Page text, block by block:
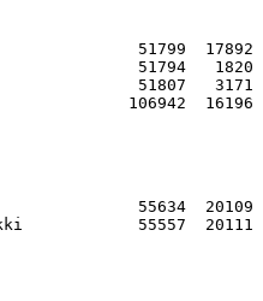
51799  17892
51794   1820
51807   3171
55634  20109